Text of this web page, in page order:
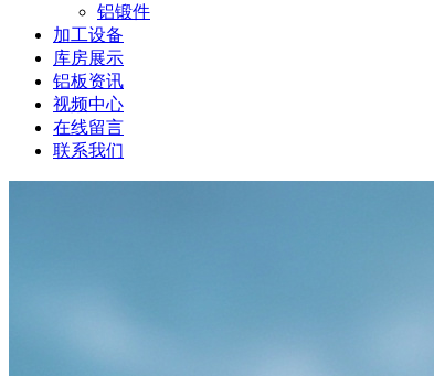
铝锻件
加工设备
库房展示
铝板资讯
视频中心
在线留言
联系我们